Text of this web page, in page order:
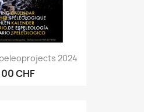
2024
CHF